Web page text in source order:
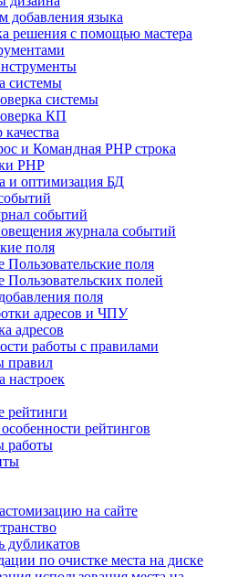
добавления языка
решения с помощью мастера
системы
системы
КП
и Командная PHP строка
PHP
и оптимизация БД
событий
журнала событий
поля
Пользовательские поля
Пользовательских полей
поля
адресов и ЧПУ
адресов
работы с правилами
правил
настроек
рейтинги
рейтингов
работы
на сайте
дубликатов
по очистке места на диске